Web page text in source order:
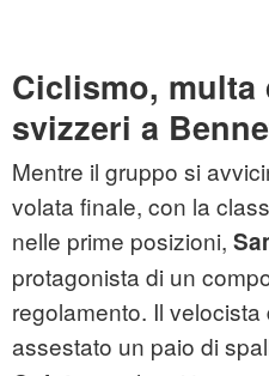
Ciclismo, multa
svizzeri a
Mentre il gruppo si
volata finale, con la
nelle prime posizioni,
protagonista di un
regolamento. Il
assestato un paio di